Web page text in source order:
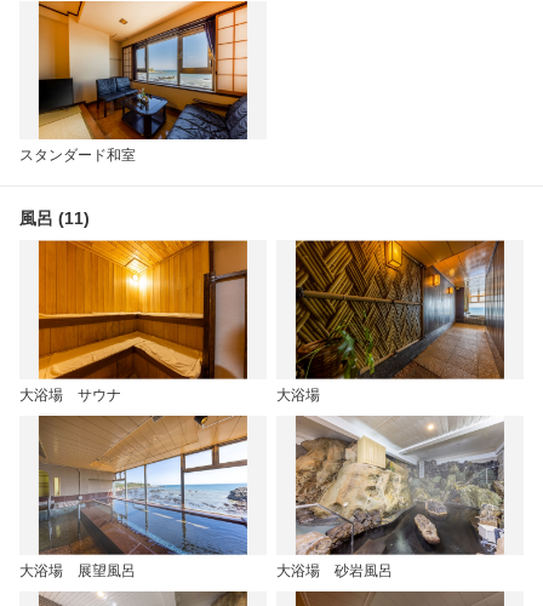
スタンダード和室
風呂 (11)
大浴場 サウナ 大浴場
大浴場 展望風呂 大浴場 砂岩風呂